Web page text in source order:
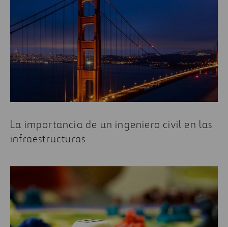
La importancia de un ingeniero civil en las
infraestructuras